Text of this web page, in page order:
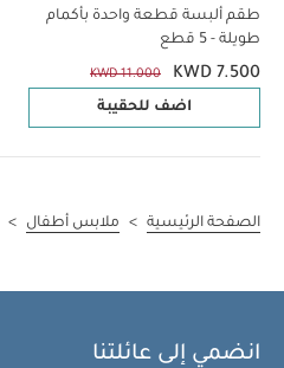
طقم ألبسة قطعة واحدة بأكمام
طويلة - 5 قطع
KWD 7.500
KWD 11.000
اضف للحقيبة
الصفحة الرئيسية > ملابس أطفال >
انضمي إلى عائلتنا